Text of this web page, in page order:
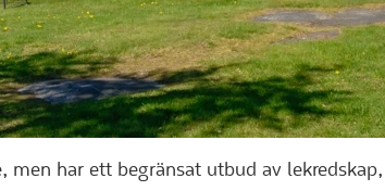
men har ett begränsat utbud av